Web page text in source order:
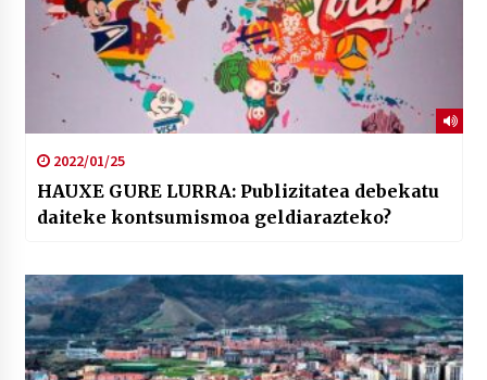
2022/01/25
HAUXE GURE LURRA: Publizitatea debekatu
daiteke kontsumismoa geldiarazteko?